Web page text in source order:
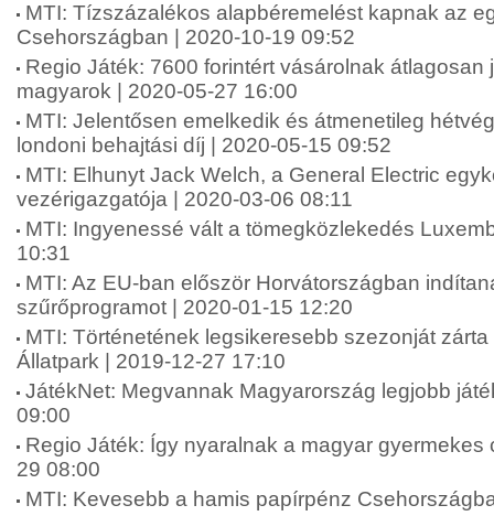
MTI: Tízszázalékos alapbéremelést kapnak az
Csehországban | 2020-10-19 09:52
Regio Játék: 7600 forintért vásárolnak átlagosan
magyarok | 2020-05-27 16:00
MTI: Jelentősen emelkedik és átmenetileg
londoni behajtási díj | 2020-05-15 09:52
MTI: Elhunyt Jack Welch, a General Electric
vezérigazgatója | 2020-03-06 08:11
MTI: Ingyenessé vált a tömegközlekedés
10:31
MTI: Az EU-ban először Horvátországban
szűrőprogramot | 2020-01-15 12:20
MTI: Történetének legsikeresebb szezonját
Állatpark | 2019-12-27 17:10
JátékNet: Megvannak Magyarország legjobb
09:00
Regio Játék: Így nyaralnak a magyar gyermekes
29 08:00
MTI: Kevesebb a hamis papírpénz